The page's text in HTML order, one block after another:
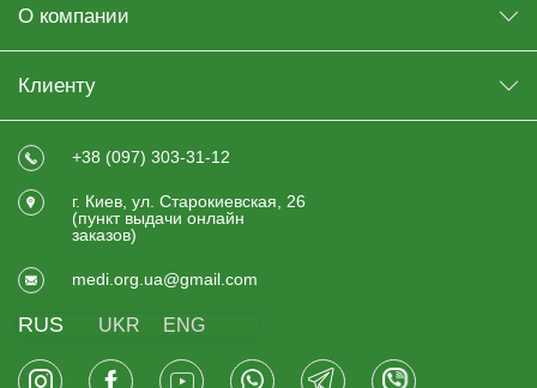
О компании
Клиенту
+38 (097) 303-31-12
г. Киев, ул. Старокиевская, 26
(пункт выдачи онлайн
заказов)
medi.org.ua@gmail.com
RUS UKR ENG